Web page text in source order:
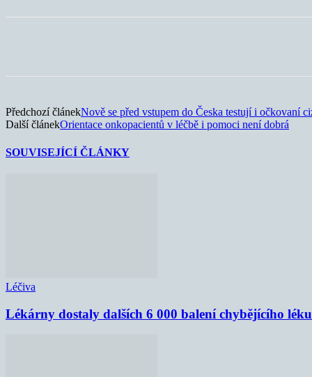
Předchozí článekNově se před vstupem do Česka testují i očkovaní
Další článekOrientace onkopacientů v léčbě i pomoci není dobrá
SOUVISEJÍCÍ ČLÁNKY
Léčiva
Lékárny dostaly dalších 6 000 balení chybějícího